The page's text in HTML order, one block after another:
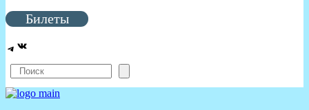
Билеты
Telegram
ВКонтакте
Поиск